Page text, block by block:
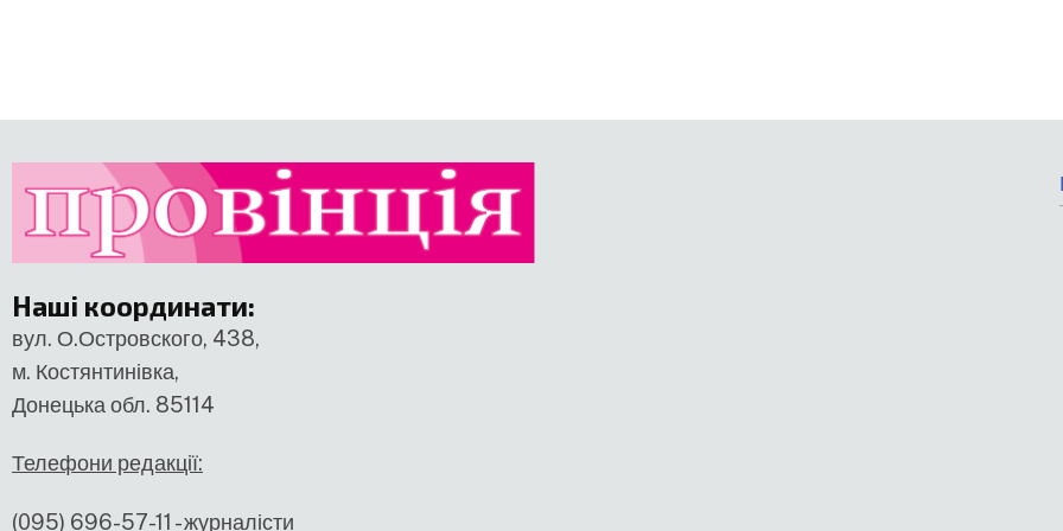
Наші координати:
вул. О.Островского, 438,
м. Костянтинівка,
Донецька обл. 85114
Телефони редакції:
(095) 696-57-11 - журналісти